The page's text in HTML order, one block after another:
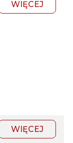
WIĘCEJ
WIĘCEJ